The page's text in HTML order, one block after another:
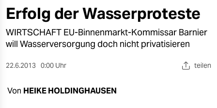
öko
gesellschaft
kultur
sport
berlin
Erfolg der Wasserproteste
WIRTSCHAFT EU-Binnenmarkt-Kommissar Barnier
will Wasserversorgung doch nicht privatisieren
22.6.2013 0:00 Uhr teilen
Von HEIKE HOLDINGHAUSEN